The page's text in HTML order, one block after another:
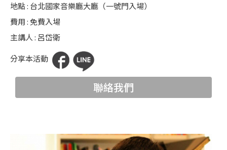
夜
鶯
百
科
夜
地點 : 台北國家音樂廳大廳（一號門入場）
費用 : 免費入場
主講人 : 呂岱衛
分享本活動
聯絡我們